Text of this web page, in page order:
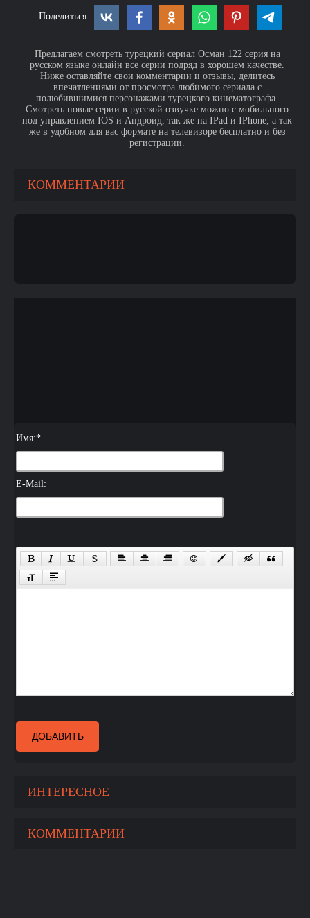
Поделиться
Предлагаем смотреть турецкий сериал Осман 122 серия на
русском языке онлайн все серии подряд в хорошем качестве.
Ниже оставляйте свои комментарии и отзывы, делитесь
впечатлениями от просмотра любимого сериала с
полюбившимися персонажами турецкого кинематографа.
Смотреть новые серии в русской озвучке можно с мобильного
под управлением IOS и Андроид, так же на IPad и IPhone, а так
же в удобном для вас формате на телевизоре бесплатно и без
регистрации.
КОММЕНТАРИИ
Имя:*
E-Mail:
ДОБАВИТЬ
ИНТЕРЕСНОЕ
КОММЕНТАРИИ